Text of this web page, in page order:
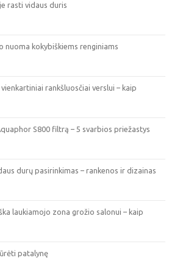
rasti vidaus duris
nuoma kokybiškiems renginiams
rankšluosčiai verslui – kaip
S800 filtrą – 5 svarbios priežastys
durų pasirinkimas – rankenos ir dizainas
laukiamojo zona grožio salonui – kaip
patalynę